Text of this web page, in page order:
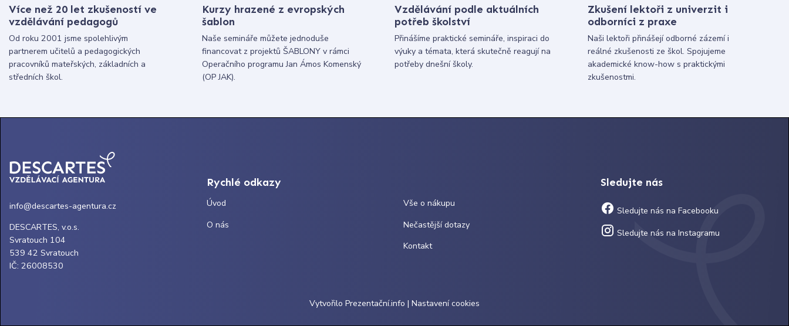
Více než 20 let zkušeností ve
vzdělávání pedagogů
Od roku 2001 jsme spolehlivým
partnerem učitelů a pedagogických
pracovníků mateřských, základních a
středních škol.
Kurzy hrazené z evropských
šablon
Naše semináře můžete jednoduše
financovat z projektů ŠABLONY v rámci
Operačního programu Jan Ámos Komenský
(OP JAK).
Vzdělávání podle aktuálních
potřeb školství
Přinášíme praktické semináře, inspiraci do
výuky a témata, která skutečně reagují na
potřeby dnešní školy.
Zkušení lektoři z univerzit i
odborníci z praxe
Naši lektoři přinášejí odborné zázemí i
reálné zkušenosti ze škol. Spojujeme
akademické know-how s praktickými
zkušenostmi.
info@descartes-agentura.cz
DESCARTES, v.o.s.
Svratouch 104
539 42 Svratouch
IČ: 26008530
Rychlé odkazy
Úvod
O nás
Vše o nákupu
Nečastější dotazy
Kontakt
Sledujte nás
Sledujte nás na Facebooku
Sledujte nás na Instagramu
Vytvořilo Prezentační.info | Nastavení cookies